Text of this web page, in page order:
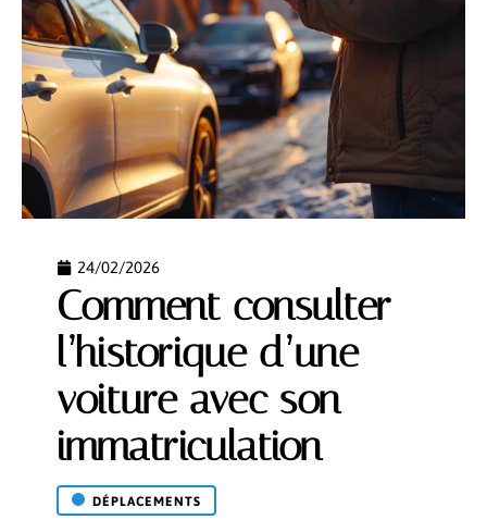
24/02/2026
Comment consulter
l’historique d’une
voiture avec son
immatriculation
DÉPLACEMENTS